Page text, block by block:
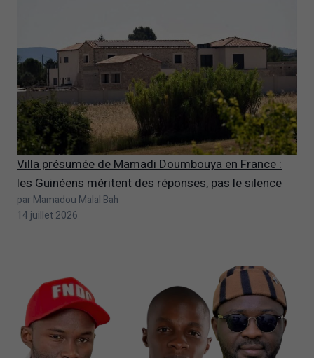
Villa présumée de Mamadi Doumbouya en France :
les Guinéens méritent des réponses, pas le silence
par Mamadou Malal Bah
14 juillet 2026